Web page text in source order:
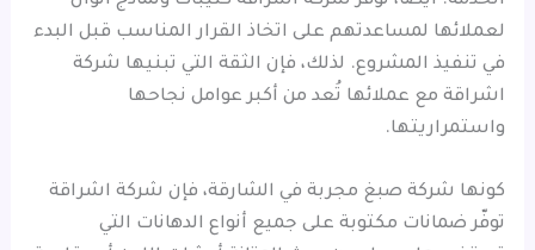
لعملائها لمساعدتهم على اتخاذ القرار المناسب قبل البدء
في تنفيذ المشروع. لذلك، فإن الثقة التي تبنيها شركة
اشراقة مع عملائها تُعد من أكبر عوامل نجاحها
واستمراريتها.
كونها شركة صبغ مجربة في الشارقة، فإن شركة اشراقة
توفّر ضمانات مكتوبة على جميع أنواع الدهانات التي